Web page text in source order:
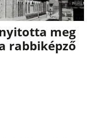
meg
rabbiképző